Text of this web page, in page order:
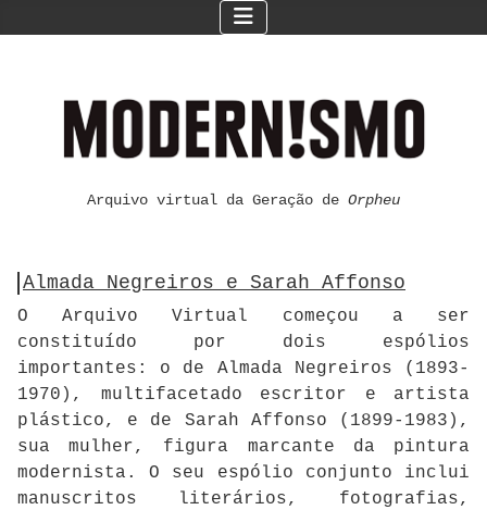
Arquivo virtual da Geração de Orpheu
Almada Negreiros e Sarah Affonso
O Arquivo Virtual começou a ser
constituído por dois espólios
importantes: o de Almada Negreiros (1893-
1970), multifacetado escritor e artista
plástico, e de Sarah Affonso (1899-1983),
sua mulher, figura marcante da pintura
modernista. O seu espólio conjunto inclui
manuscritos literários, fotografias,